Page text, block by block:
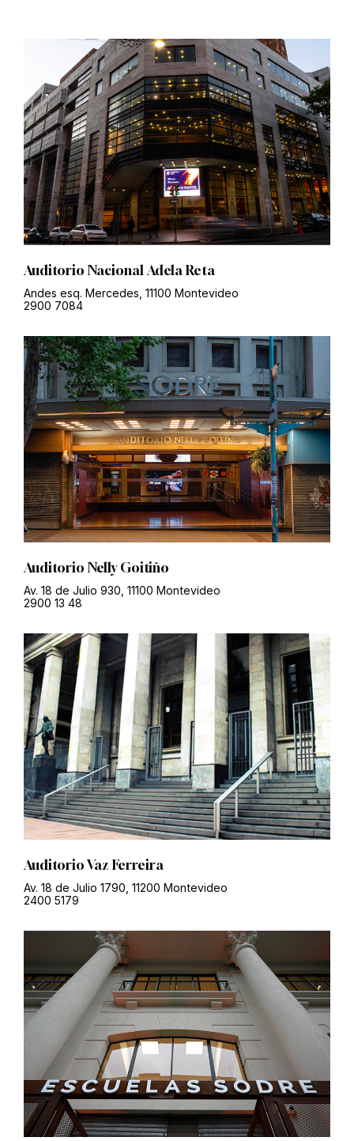
Auditorio Nacional Adela Reta
Andes esq. Mercedes, 11100 Montevideo
2900 7084
Auditorio Nelly Goitiño
Av. 18 de Julio 930, 11100 Montevideo
2900 13 48
Auditorio Vaz Ferreira
Av. 18 de Julio 1790, 11200 Montevideo
2400 5179